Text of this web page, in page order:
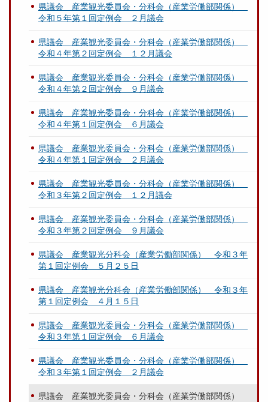
県議会 産業観光委員会・分科会（産業労働部関係）
令和５年第１回定例会 ２月議会
県議会 産業観光委員会・分科会（産業労働部関係）
令和４年第２回定例会 １２月議会
県議会 産業観光委員会・分科会（産業労働部関係）
令和４年第２回定例会 ９月議会
県議会 産業観光委員会・分科会（産業労働部関係）
令和４年第１回定例会 ６月議会
県議会 産業観光委員会・分科会（産業労働部関係）
令和４年第１回定例会 ２月議会
県議会 産業観光委員会・分科会（産業労働部関係）
令和３年第２回定例会 １２月議会
県議会 産業観光委員会・分科会（産業労働部関係）
令和３年第２回定例会 ９月議会
県議会 産業観光分科会（産業労働部関係） 令和３年
第１回定例会 ５月２５日
県議会 産業観光分科会（産業労働部関係） 令和３年
第１回定例会 ４月１５日
県議会 産業観光委員会・分科会（産業労働部関係）
令和３年第１回定例会 ６月議会
県議会 産業観光委員会・分科会（産業労働部関係）
令和３年第１回定例会 ２月議会
県議会 産業観光委員会・分科会（産業労働部関係）